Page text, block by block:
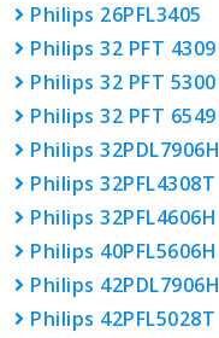
Philips 26PFL3405
Philips 32 PFT 4309
Philips 32 PFT 5300
Philips 32 PFT 6549
Philips 32PDL7906H
Philips 32PFL4308T
Philips 32PFL4606H
Philips 40PFL5606H
Philips 42PDL7906H
Philips 42PFL5028T